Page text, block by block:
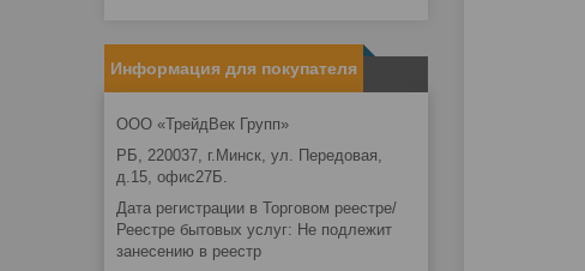
Информация для покупателя
ООО «ТрейдВек Групп»
РБ, 220037, г.Минск, ул. Передовая,
д.15, офис27Б.
Дата регистрации в Торговом реестре/
Реестре бытовых услуг: Не подлежит
занесению в реестр